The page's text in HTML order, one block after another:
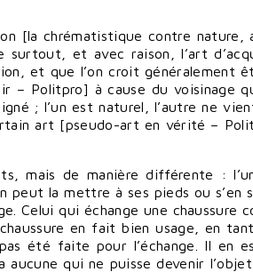
[la chrématistique contre nature,
et avec raison, l’art
et que l’on croit généralement
– Politpro] à cause du voisinage
; l’un est naturel, l’autre ne
art [pseudo-art en vérité –
mais de manière différente :
peut la mettre à ses pieds ou s’en
Celui qui échange une chaussure
en fait bien usage, en
été faite pour l’échange. Il en
qui ne puisse devenir l’objet